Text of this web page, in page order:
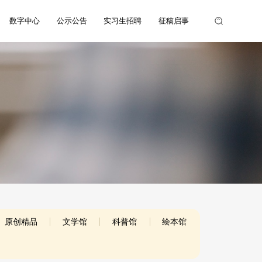
数字中心 公示公告 实习生招聘 征稿启事
原创精品 文学馆 科普馆 绘本馆